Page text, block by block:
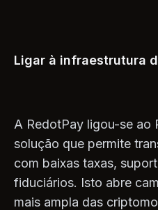
Ligar à infraestrutura
A RedotPay ligou-se ao
solução que permite
com baixas taxas,
fiduciários. Isto abre
mais ampla das